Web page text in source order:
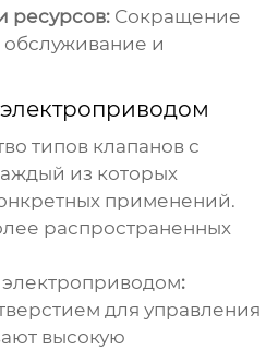
ресурсов: Сокращение
обслуживание и
типов клапанов с
из которых
применений.
распространенных
:
для управления
высокую